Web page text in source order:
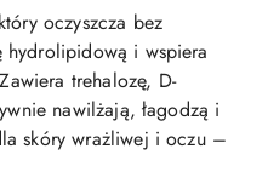
oczyszcza bez
hydrolipidową i wspiera
trehalozę, D-
nawilżają, łagodzą i
skóry wrażliwej i oczu –